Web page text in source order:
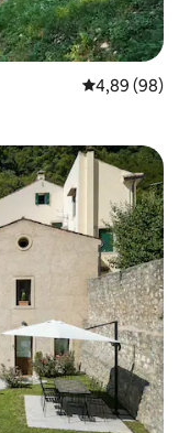
Gemiddelde
4,89 (98)